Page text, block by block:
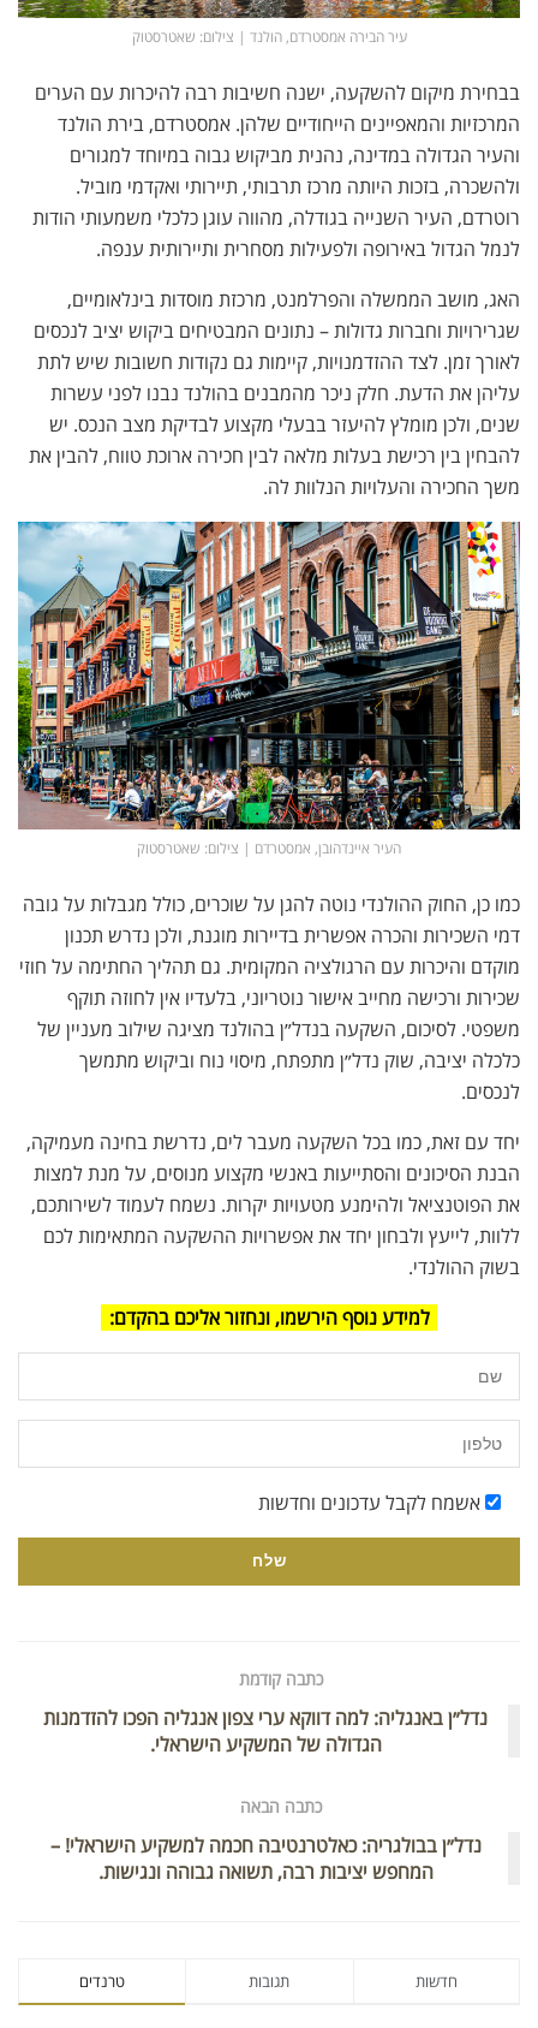
עיר הבירה אמסטרדם, הולנד | צילום: שאטרסטוק
בבחירת מיקום להשקעה, ישנה חשיבות רבה להיכרות עם הערים
המרכזיות והמאפיינים הייחודיים שלהן. אמסטרדם, בירת הולנד
והעיר הגדולה במדינה, נהנית מביקוש גבוה במיוחד למגורים
ולהשכרה, בזכות היותה מרכז תרבותי, תיירותי ואקדמי מוביל.
רוטרדם, העיר השנייה בגודלה, מהווה עוגן כלכלי משמעותי הודות
לנמל הגדול באירופה ולפעילות מסחרית ותיירותית ענפה.
האג, מושב הממשלה והפרלמנט, מרכזת מוסדות בינלאומיים,
שגרירויות וחברות גדולות – נתונים המבטיחים ביקוש יציב לנכסים
לאורך זמן. לצד ההזדמנויות, קיימות גם נקודות חשובות שיש לתת
עליהן את הדעת. חלק ניכר מהמבנים בהולנד נבנו לפני עשרות
שנים, ולכן מומלץ להיעזר בבעלי מקצוע לבדיקת מצב הנכס. יש
להבחין בין רכישת בעלות מלאה לבין חכירה ארוכת טווח, להבין את
משך החכירה והעלויות הנלוות לה.
העיר איינדהובן, אמסטרדם | צילום: שאטרסטוק
כמו כן, החוק ההולנדי נוטה להגן על שוכרים, כולל מגבלות על גובה
דמי השכירות והכרה אפשרית בדיירות מוגנת, ולכן נדרש תכנון
מוקדם והיכרות עם הרגולציה המקומית. גם תהליך החתימה על חוזי
שכירות ורכישה מחייב אישור נוטריוני, בלעדיו אין לחוזה תוקף
משפטי. לסיכום, השקעה בנדל״ן בהולנד מציגה שילוב מעניין של
כלכלה יציבה, שוק נדל״ן מתפתח, מיסוי נוח וביקוש מתמשך
לנכסים.
יחד עם זאת, כמו בכל השקעה מעבר לים, נדרשת בחינה מעמיקה,
הבנת הסיכונים והסתייעות באנשי מקצוע מנוסים, על מנת למצות
את הפוטנציאל ולהימנע מטעויות יקרות. נשמח לעמוד לשירותכם,
ללוות, לייעץ ולבחון יחד את אפשרויות ההשקעה המתאימות לכם
בשוק ההולנדי.
למידע נוסף הירשמו, ונחזור אליכם בהקדם:
אשמח לקבל עדכונים וחדשות
כתבה קודמת
נדל״ן באנגליה: למה דווקא ערי צפון אנגליה הפכו להזדמנות
הגדולה של המשקיע הישראלי.
כתבה הבאה
נדל״ן בבולגריה: כאלטרנטיבה חכמה למשקיע הישראלי! –
המחפש יציבות רבה, תשואה גבוהה ונגישות.
טרנדים תגובות חדשות